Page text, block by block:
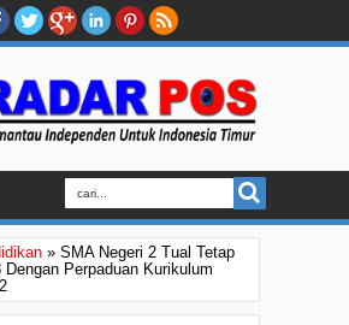
» SMA Negeri 2 Tual Tetap
Dengan Perpaduan Kurikulum